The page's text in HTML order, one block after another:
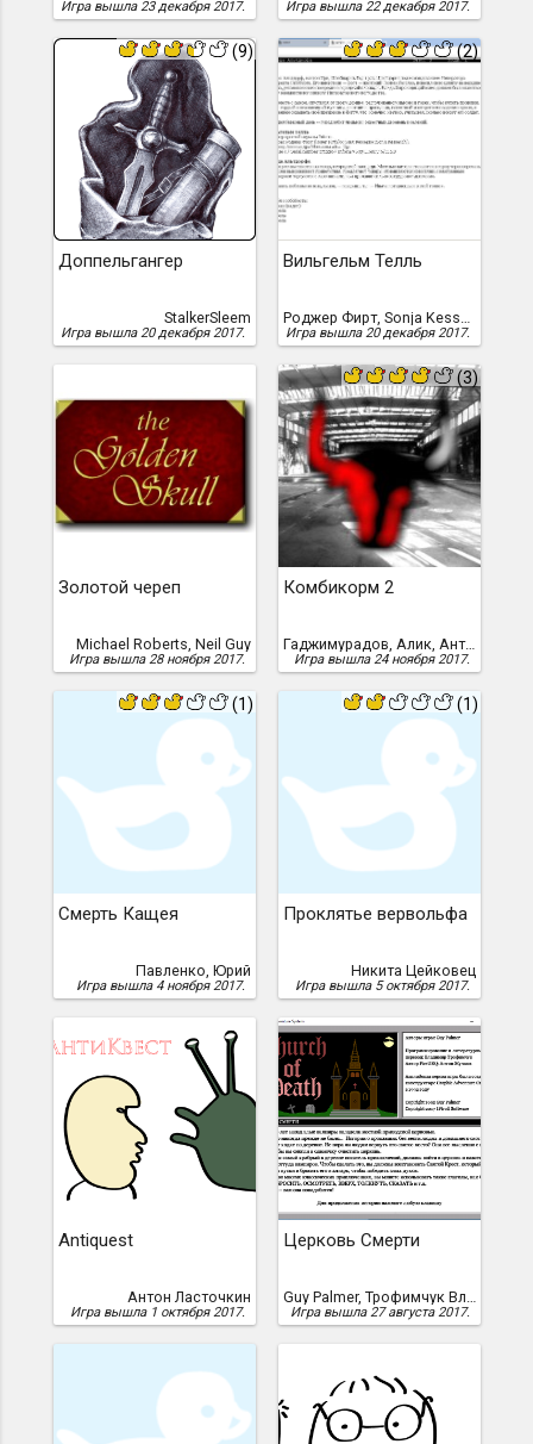
Игра вышла 23 декабря 2017. Игра вышла 22 декабря 2017.
(9)
Доппельгангер
StalkerSleem
Игра вышла 20 декабря 2017.
(2)
Вильгельм Телль
Роджер Фирт, Sonja Kesserich
Игра вышла 20 декабря 2017.
Золотой череп
Michael Roberts, Neil Guy
Игра вышла 28 ноября 2017.
(3)
Комбикорм 2
Гаджимурадов, Алик, Антон Ласточкин, Алик Гаджимурадов
Игра вышла 24 ноября 2017.
(1)
Смерть Кащея
Павленко, Юрий
Игра вышла 4 ноября 2017.
(1)
Проклятье вервольфа
Никита Цейковец
Игра вышла 5 октября 2017.
Antiquest
Антон Ласточкин
Игра вышла 1 октября 2017.
Церковь Смерти
Guy Palmer, Трофимчук Владимир
Игра вышла 27 августа 2017.